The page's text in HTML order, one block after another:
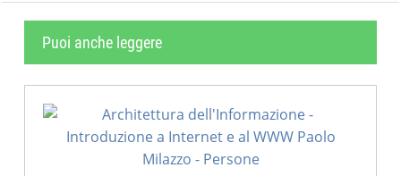
Puoi anche leggere